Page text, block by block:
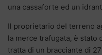
una cassaforte ed un
Il proprietario del terreno
la merce trafugata, è stato
tratta di un bracciante di